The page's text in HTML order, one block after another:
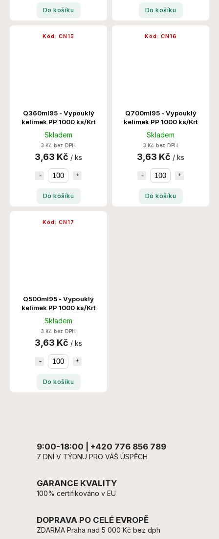
Do košíku Do košíku
Q360ml95 - Vypouklý
kelímek PP 1000 ks/Krt
Skladem
3 Kč bez DPH
3,63 Kč / ks
Do košíku
Kód: CN15
Q700ml95 - Vypouklý
kelímek PP 1000 ks/Krt
Skladem
3 Kč bez DPH
3,63 Kč / ks
Do košíku
Kód: CN16
Q500ml95 - Vypouklý
kelímek PP 1000 ks/Krt
Skladem
3 Kč bez DPH
3,63 Kč / ks
Do košíku
Kód: CN17
9:00-18:00 | +420 776 856 789
7 DNÍ V TÝDNU PRO VÁŠ ÚSPĚCH
GARANCE KVALITY
100% certifikováno v EU
DOPRAVA PO CELÉ EVROPĚ
ZDARMA Praha nad 5 000 Kč bez dph